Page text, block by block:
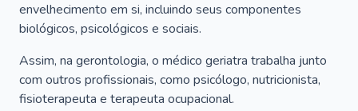
envelhecimento em si, incluindo seus componentes
biológicos, psicológicos e sociais.
Assim, na gerontologia, o médico geriatra trabalha junto
com outros profissionais, como psicólogo, nutricionista,
fisioterapeuta e terapeuta ocupacional.